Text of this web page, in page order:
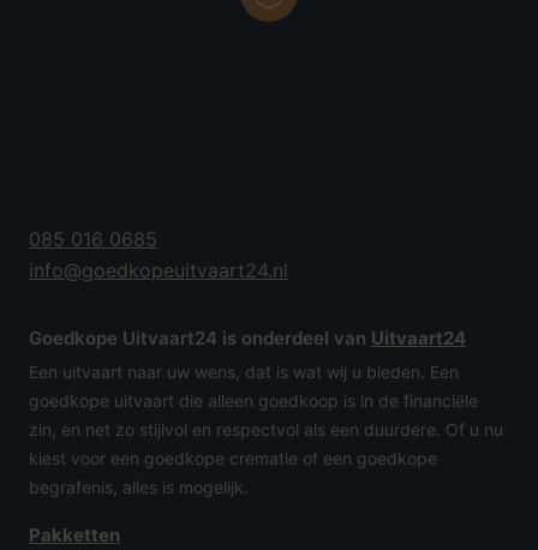
085 016 0685
info@goedkopeuitvaart24.nl
Goedkope Uitvaart24 is onderdeel van Uitvaart24
Een uitvaart naar uw wens, dat is wat wij u bieden. Een
goedkope uitvaart die alleen goedkoop is in de financiële
zin, en net zo stijlvol en respectvol als een duurdere. Of u nu
kiest voor een goedkope crematie of een goedkope
begrafenis, alles is mogelijk.
Pakketten